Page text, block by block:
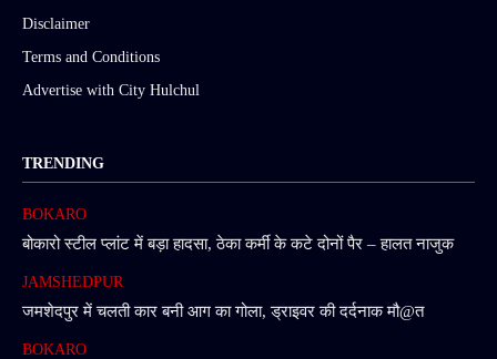
Disclaimer
Terms and Conditions
Advertise with City Hulchul
TRENDING
BOKARO
बोकारो स्टील प्लांट में बड़ा हादसा, ठेका कर्मी के कटे दोनों पैर – हालत नाजुक
JAMSHEDPUR
जमशेदपुर में चलती कार बनी आग का गोला, ड्राइवर की दर्दनाक मौ@त
BOKARO